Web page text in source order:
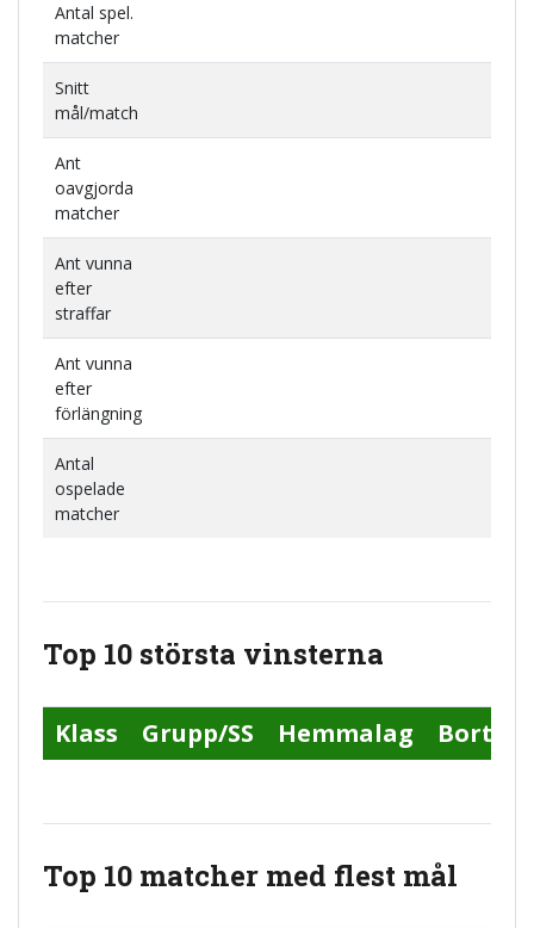
Antal spel.
matcher
Snitt
mål/match
Ant
oavgjorda
matcher
Ant vunna
efter
straffar
Ant vunna
efter
förlängning
Antal
ospelade
matcher
Top 10 största vinsterna
Klass Grupp/SS Hemmalag
Top 10 matcher med flest mål